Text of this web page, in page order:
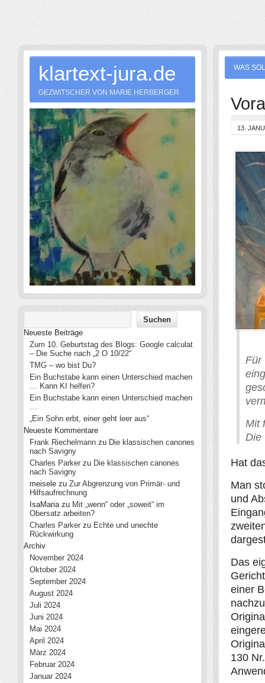
WAS
13.
Für
Mit
Die
Hat
Man
und
Das
einer
130
klartext-jura.de
GEZWITSCHER VON MARIE HERBERGER
Neueste Beiträge
Zum 10. Geburtstag des Blogs: Google calculat
– Die Suche nach „2 O 10/22“
TMG – wo bist Du?
Ein Buchstabe kann einen Unterschied machen
… Kann KI helfen?
Ein Buchstabe kann einen Unterschied machen
…
„Ein Sohn erbt, einer geht leer aus“
Neueste Kommentare
Frank Riechelmann zu Die klassischen canones
nach Savigny
Charles Parker zu Die klassischen canones
nach Savigny
meisele zu Zur Abgrenzung von Primär- und
Hilfsaufrechnung
IsaMariazu Mit „wenn“ oder „soweit“ im
Obersatz arbeiten?
Charles Parker zu Echte und unechte
Rückwirkung
Archiv
November 2024
Oktober 2024
September 2024
August 2024
Juli 2024
Juni 2024
Mai 2024
April 2024
März 2024
Februar 2024
Januar 2024